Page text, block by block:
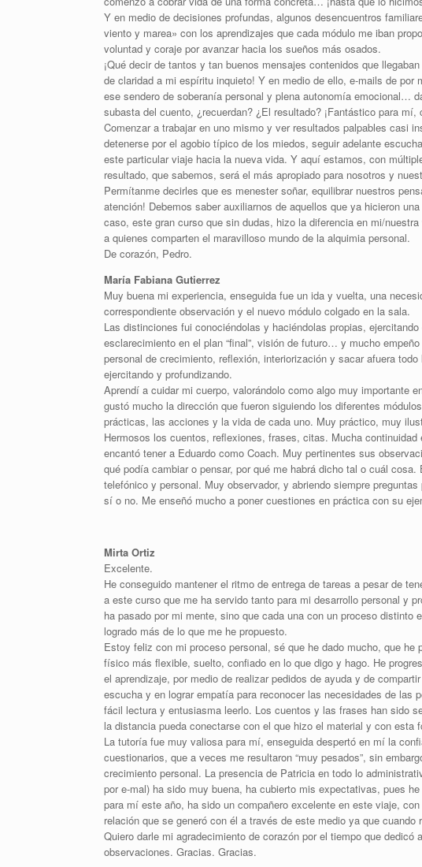
Y en medio de decisiones profundas, algunos desencuentros
viento y marea» con los aprendizajes que cada módulo me iban
voluntad y coraje por avanzar hacia los sueños más osados.
¡Qué decir de tantos y tan buenos mensajes contenidos que
de claridad a mi espíritu inquieto! Y en medio de ello, e-mails de por
ese sendero de soberanía personal y plena autonomía emocional…
subasta del cuento, ¿recuerdan? ¿El resultado? ¡Fantástico para mí,
Comenzar a trabajar en uno mismo y ver resultados palpables casi
detenerse por el agobio típico de los miedos, seguir adelante
este particular viaje hacia la nueva vida. Y aquí estamos, con
resultado, que sabemos, será el más apropiado para nosotros y
Permítanme decirles que es menester soñar, equilibrar nuestros
atención! Debemos saber auxiliarnos de aquellos que ya hicieron
caso, este gran curso que sin dudas, hizo la diferencia en mi/
a quienes comparten el maravilloso mundo de la alquimia personal.
De corazón, Pedro.
María Fabiana Gutierrez
Muy buena mi experiencia, enseguida fue un ida y vuelta, una
correspondiente observación y el nuevo módulo colgado en la sala.
Las distinciones fui conociéndolas y haciéndolas propias,
esclarecimiento en el plan “final”, visión de futuro… y mucho
personal de crecimiento, reflexión, interiorización y sacar afuera
ejercitando y profundizando.
Aprendí a cuidar mi cuerpo, valorándolo como algo muy importante
gustó mucho la dirección que fueron siguiendo los diferentes
prácticas, las acciones y la vida de cada uno. Muy práctico, muy
Hermosos los cuentos, reflexiones, frases, citas. Mucha
encantó tener a Eduardo como Coach. Muy pertinentes sus
qué podía cambiar o pensar, por qué me habrá dicho tal o cuál
telefónico y personal. Muy observador, y abriendo siempre
sí o no. Me enseñó mucho a poner cuestiones en práctica con su
Mirta Ortiz
Excelente.
He conseguido mantener el ritmo de entrega de tareas a pesar de
a este curso que me ha servido tanto para mi desarrollo personal y
ha pasado por mi mente, sino que cada una con un proceso
logrado más de lo que me he propuesto.
Estoy feliz con mi proceso personal, sé que he dado mucho, que
físico más flexible, suelto, confiado en lo que digo y hago. He
el aprendizaje, por medio de realizar pedidos de ayuda y de
escucha y en lograr empatía para reconocer las necesidades de
fácil lectura y entusiasma leerlo. Los cuentos y las frases han sido
la distancia pueda conectarse con el que hizo el material y con esta
La tutoría fue muy valiosa para mí, enseguida despertó en mí la
cuestionarios, que a veces me resultaron “muy pesados”, sin
crecimiento personal. La presencia de Patricia en todo lo
por e-mal) ha sido muy buena, ha cubierto mis expectativas, pues
para mí este año, ha sido un compañero excelente en este viaje,
relación que se generó con él a través de este medio ya que
Quiero darle mi agradecimiento de corazón por el tiempo que
observaciones. Gracias. Gracias.